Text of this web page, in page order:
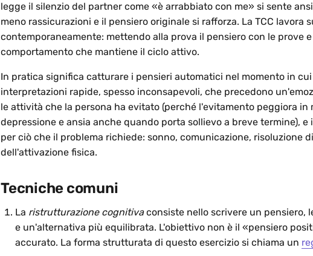
legge il silenzio del partner come «è arrabbiato con me» si sente
meno rassicurazioni e il pensiero originale si rafforza. La TCC lavora
contemporaneamente: mettendo alla prova il pensiero con le prove
comportamento che mantiene il ciclo attivo.
In pratica significa catturare i pensieri automatici nel momento in
interpretazioni rapide, spesso inconsapevoli, che precedono
le attività che la persona ha evitato (perché l'evitamento peggiora in
depressione e ansia anche quando porta sollievo a breve termine),
per ciò che il problema richiede: sonno, comunicazione, risoluzione
dell'attivazione fisica.
Tecniche comuni
La ristrutturazione cognitivaconsiste nello scrivere un pensiero,
e un'alternativa più equilibrata. L'obiettivo non è il «pensiero
accurato. La forma strutturata di questo esercizio si chiama un